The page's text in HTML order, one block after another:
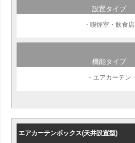
設置タイプ
・喫煙室・飲食店
機能タイプ
・エアカーテン
エアカーテンボックス(天井設置型)